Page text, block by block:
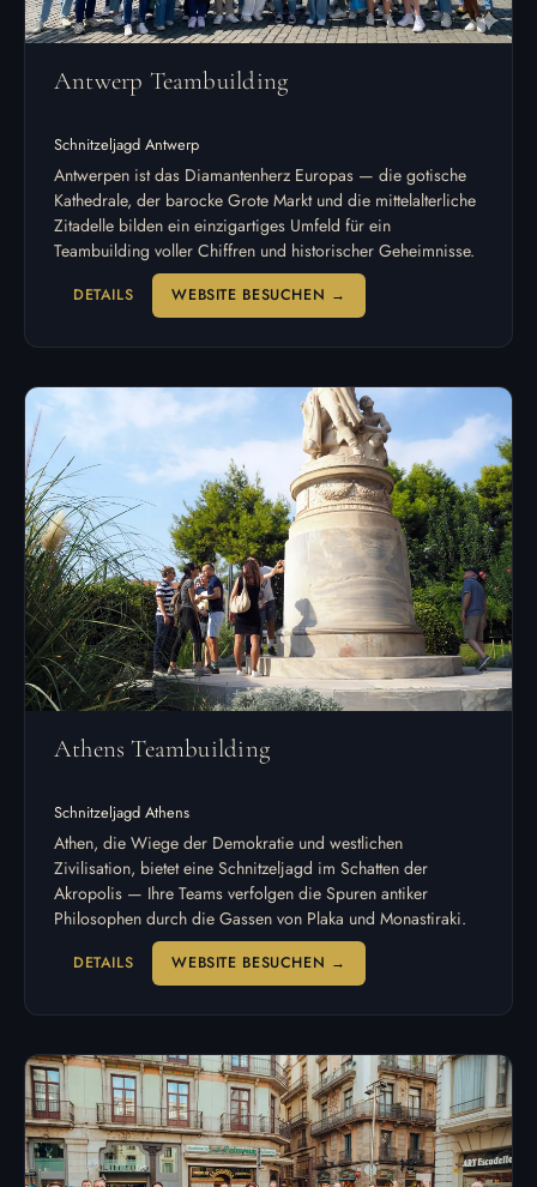
Antwerp Teambuilding
Schnitzeljagd Antwerp
Antwerpen ist das Diamantenherz Europas — die gotische
Kathedrale, der barocke Grote Markt und die mittelalterliche
Zitadelle bilden ein einzigartiges Umfeld für ein
Teambuilding voller Chiffren und historischer Geheimnisse.
DETAILS WEBSITE BESUCHEN →
Athens Teambuilding
Schnitzeljagd Athens
Athen, die Wiege der Demokratie und westlichen
Zivilisation, bietet eine Schnitzeljagd im Schatten der
Akropolis — Ihre Teams verfolgen die Spuren antiker
Philosophen durch die Gassen von Plaka und Monastiraki.
DETAILS WEBSITE BESUCHEN →